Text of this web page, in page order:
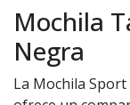
Mochila
Negra
La Mochila